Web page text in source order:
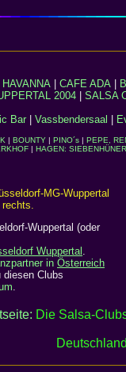
HAVANNA CAFE ADA
2004
SALSA
Bar| Vassbendersaal
| BOUNTY | PINO´s | PEPE,
| HAGEN: SIEBENHÜNER
MG-Wuppertal
Wuppertal (oder
Wuppertal.
in Österreich
diesen Clubs
.
Die Salsa-